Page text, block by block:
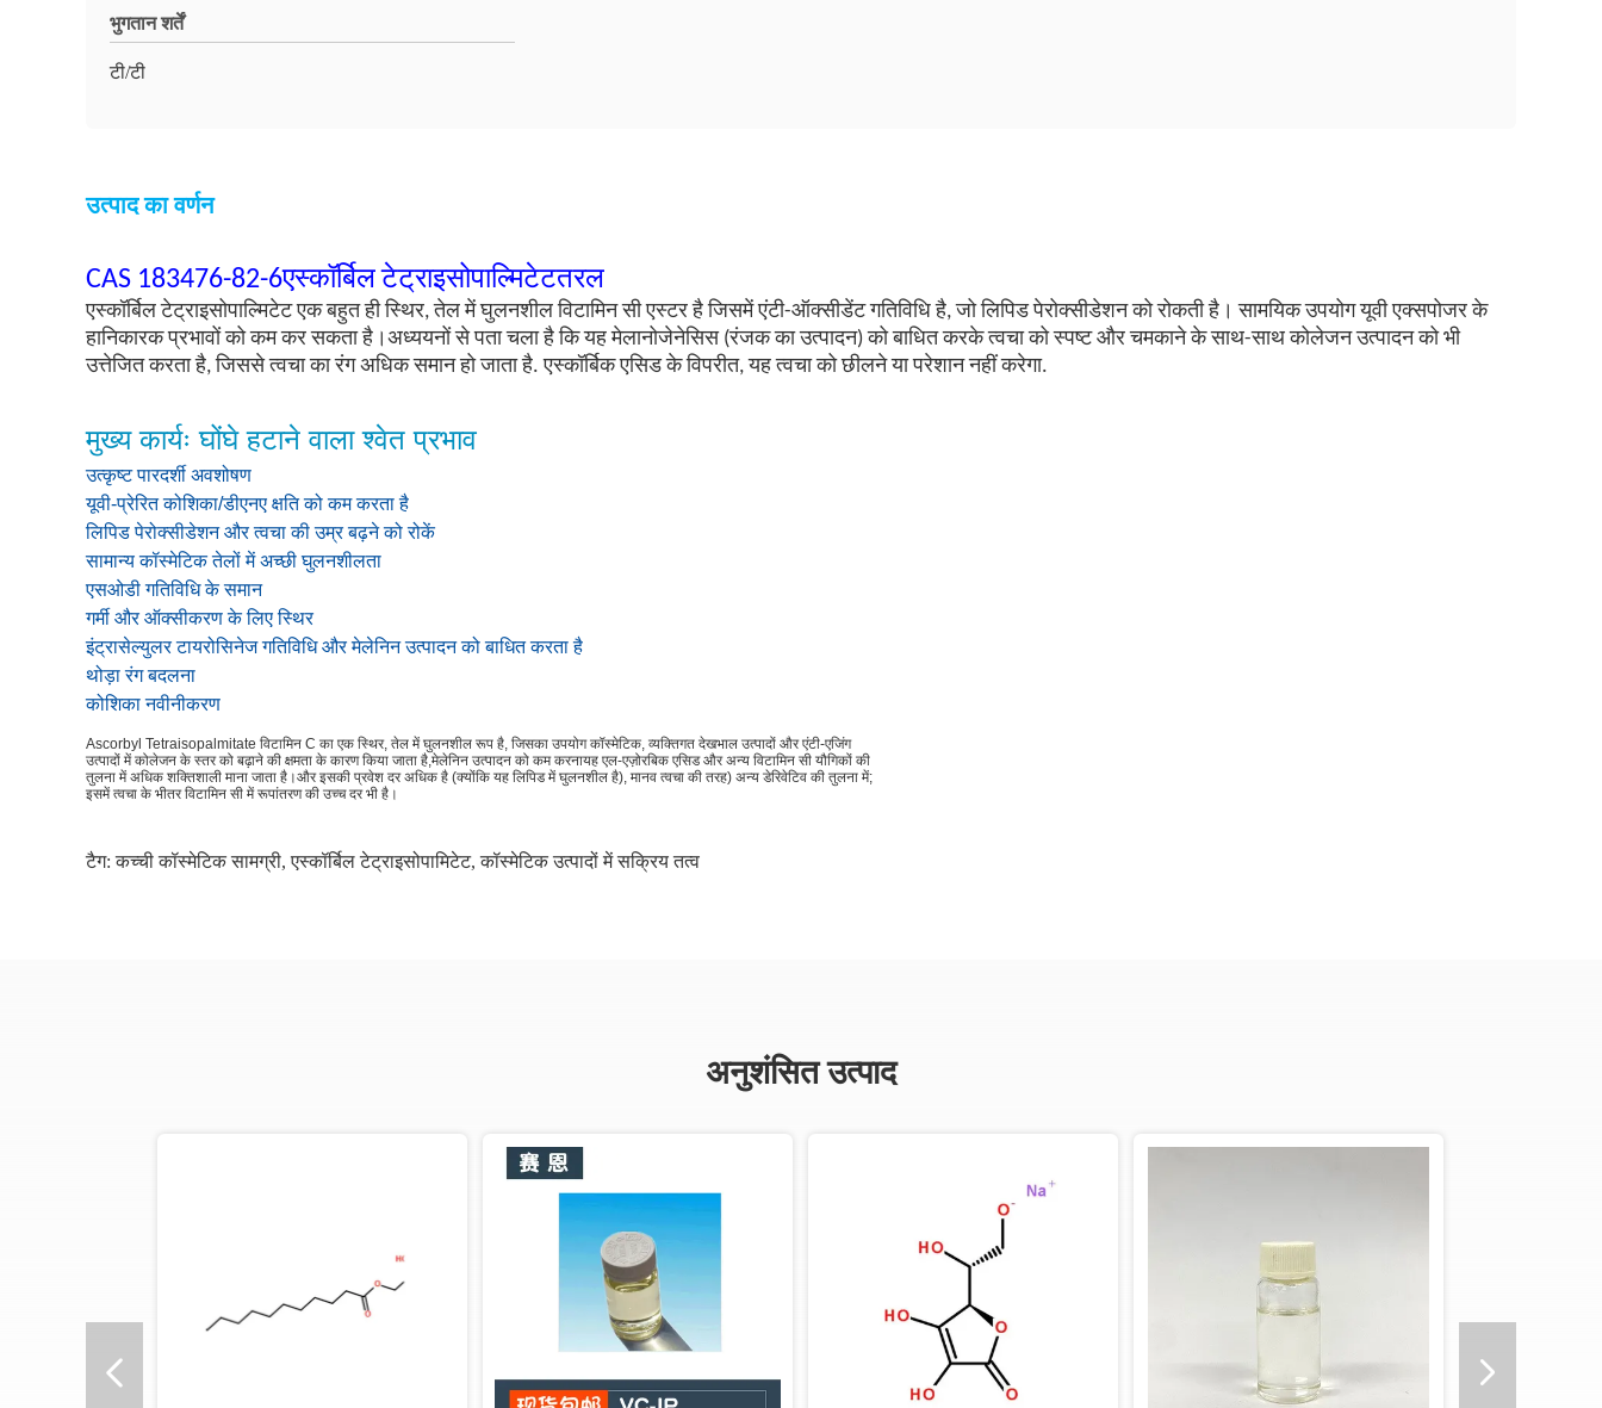
भुगतान शर्तें
टी/टी
उत्पाद का वर्णन
CAS 183476-82-6एस्कॉर्बिल टेट्राइसोपाल्मिटेटतरल
एस्कॉर्बिल टेट्राइसोपाल्मिटेट एक बहुत ही स्थिर, तेल में घुलनशील विटामिन सी एस्टर है जिसमें एंटी-ऑक्सीडेंट गतिविधि है, जो लिपिड पेरोक्सीडेशन को रोकती है। सामयिक उपयोग यूवी एक्सपोजर के
हानिकारक प्रभावों को कम कर सकता है।अध्ययनों से पता चला है कि यह मेलानोजेनेसिस (रंजक का उत्पादन) को बाधित करके त्वचा को स्पष्ट और चमकाने के साथ-साथ कोलेजन उत्पादन को भी
उत्तेजित करता है, जिससे त्वचा का रंग अधिक समान हो जाता है. एस्कॉर्बिक एसिड के विपरीत, यह त्वचा को छीलने या परेशान नहीं करेगा.
मुख्य कार्यः घोंघे हटाने वाला श्वेत प्रभाव
उत्कृष्ट पारदर्शी अवशोषण
यूवी-प्रेरित कोशिका/डीएनए क्षति को कम करता है
लिपिड पेरोक्सीडेशन और त्वचा की उम्र बढ़ने को रोकें
सामान्य कॉस्मेटिक तेलों में अच्छी घुलनशीलता
एसओडी गतिविधि के समान
गर्मी और ऑक्सीकरण के लिए स्थिर
इंट्रासेल्युलर टायरोसिनेज गतिविधि और मेलेनिन उत्पादन को बाधित करता है
थोड़ा रंग बदलना
कोशिका नवीनीकरण
Ascorbyl Tetraisopalmitate विटामिन C का एक स्थिर, तेल में घुलनशील रूप है, जिसका उपयोग कॉस्मेटिक, व्यक्तिगत देखभाल उत्पादों और एंटी-एजिंग
उत्पादों में कोलेजन के स्तर को बढ़ाने की क्षमता के कारण किया जाता है,मेलेनिन उत्पादन को कम करनायह एल-एज़ोरबिक एसिड और अन्य विटामिन सी यौगिकों की
तुलना में अधिक शक्तिशाली माना जाता है।और इसकी प्रवेश दर अधिक है (क्योंकि यह लिपिड में घुलनशील है), मानव त्वचा की तरह) अन्य डेरिवेटिव की तुलना में;
इसमें त्वचा के भीतर विटामिन सी में रूपांतरण की उच्च दर भी है।
टैग:कच्ची कॉस्मेटिक सामग्री, एस्कॉर्बिल टेट्राइसोपामिटेट, कॉस्मेटिक उत्पादों में सक्रिय तत्व
अनुशंसित उत्पाद